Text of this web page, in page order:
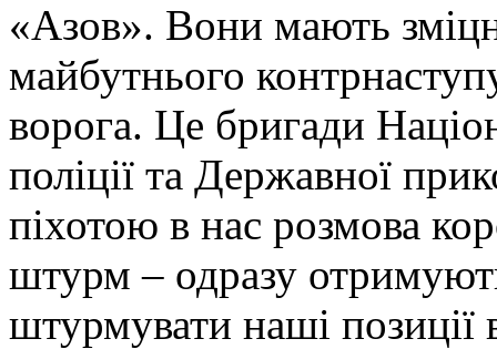
«Азов». Вони мають
майбутнього
ворога. Це бригади
поліції та Державної
піхотою в нас розмова
штурм – одразу
штурмувати наші позиції